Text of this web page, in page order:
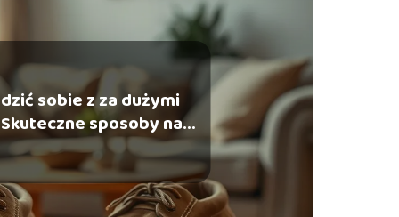
sobie z za dużymi
sposoby na
pomoc